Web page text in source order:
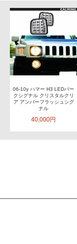
06-10y ハマー H3 LEDパー
クシグナル クリスタルクリ
ア アンバーフラッシュシグ
ナル
40,000円